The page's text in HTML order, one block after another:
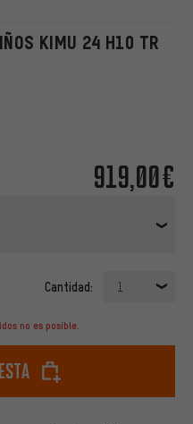
KIMU 24 H10 TR
919,00€
Cantidad: 1
no es posible.